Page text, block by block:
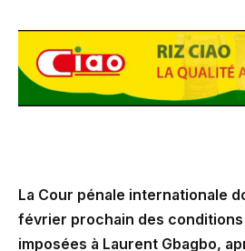
La Cour pénale internationale
février prochain des
imposées à Laurent Gbagbo,